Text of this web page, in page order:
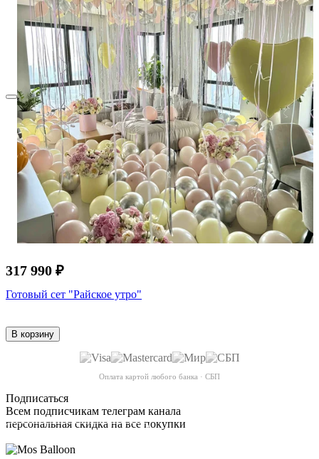
317 990 ₽
Готовый сет "Райское утро"
В корзину
Оплата картой любого банка · СБП
Подписаться
Всем подписчикам телеграм канала
персональная скидка на все покупки